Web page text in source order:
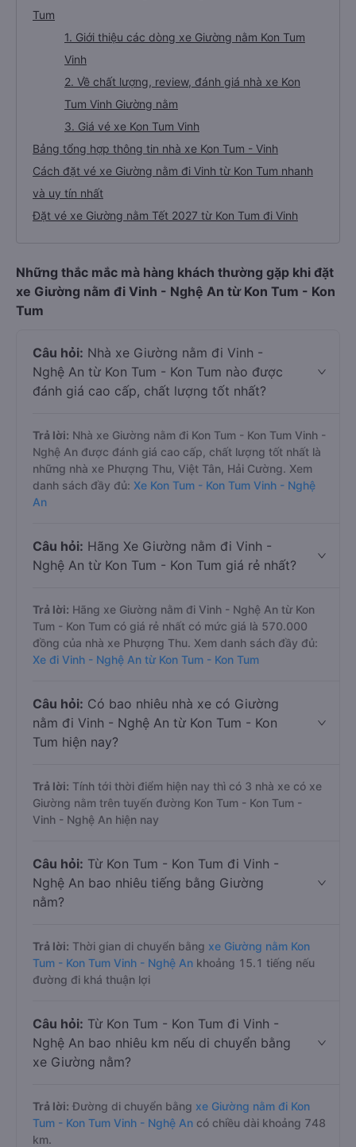
Tum
1. Giới thiệu các dòng xe Giường nằm Kon Tum
Vinh
2. Về chất lượng, review, đánh giá nhà xe Kon
Tum Vinh Giường nằm
3. Giá vé xe Kon Tum Vinh
Bảng tổng hợp thông tin nhà xe Kon Tum - Vinh
Cách đặt vé xe Giường nằm đi Vinh từ Kon Tum nhanh
và uy tín nhất
Đặt vé xe Giường nằm Tết 2027 từ Kon Tum đi Vinh
Những thắc mắc mà hàng khách thường gặp khi đặt
xe Giường nằm đi Vinh - Nghệ An từ Kon Tum - Kon
Tum
Câu hỏi: Nhà xe Giường nằm đi Vinh -
Nghệ An từ Kon Tum - Kon Tum nào được
đánh giá cao cấp, chất lượng tốt nhất?
Trả lời: Nhà xe Giường nằm đi Kon Tum - Kon Tum Vinh -
Nghệ An được đánh giá cao cấp, chất lượng tốt nhất là
những nhà xe Phượng Thu, Việt Tân, Hải Cường. Xem
danh sách đầy đủ: Xe Kon Tum - Kon Tum Vinh - Nghệ
An
Câu hỏi: Hãng Xe Giường nằm đi Vinh -
Nghệ An từ Kon Tum - Kon Tum giá rẻ nhất?
Trả lời: Hãng xe Giường nằm đi Vinh - Nghệ An từ Kon
Tum - Kon Tum có giá rẻ nhất có mức giá là 570.000
đồng của nhà xe Phượng Thu. Xem danh sách đầy đủ:
Xe đi Vinh - Nghệ An từ Kon Tum - Kon Tum
Câu hỏi: Có bao nhiêu nhà xe có Giường
nằm đi Vinh - Nghệ An từ Kon Tum - Kon
Tum hiện nay?
Trả lời: Tính tới thời điểm hiện nay thì có 3 nhà xe có xe
Giường nằm trên tuyến đường Kon Tum - Kon Tum -
Vinh - Nghệ An hiện nay
Câu hỏi: Từ Kon Tum - Kon Tum đi Vinh -
Nghệ An bao nhiêu tiếng bằng Giường
nằm?
Trả lời: Thời gian di chuyển bằng xe Giường nằm Kon
Tum - Kon Tum Vinh - Nghệ An khoảng 15.1 tiếng nếu
đường đi khá thuận lợi
Câu hỏi: Từ Kon Tum - Kon Tum đi Vinh -
Nghệ An bao nhiêu km nếu di chuyển bằng
xe Giường nằm?
Trả lời: Đường di chuyển bằng xe Giường nằm đi Kon
Tum - Kon Tum Vinh - Nghệ An có chiều dài khoảng 748
km.